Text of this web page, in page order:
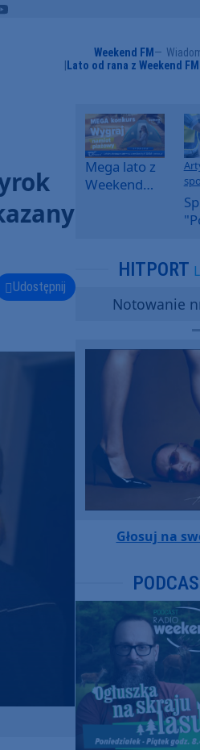
Weekend FM
Lato od rana z Weekend FM
Udostępnij
Mega lato z
Weekend
i
HITPORT
Notowanie
Głosuj na